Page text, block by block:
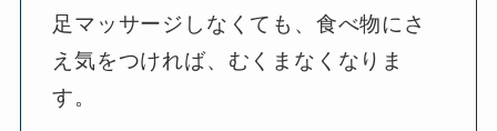
足マッサージしなくても、食べ物にさ
え気をつければ、むくまなくなりま
す。